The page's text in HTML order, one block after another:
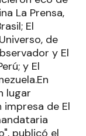
La Prensa,
El
de
y El
y El
lugar
de El
publicó el